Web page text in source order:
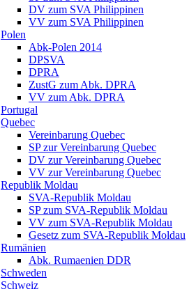
DV zum SVA Philippinen
VV zum SVA Philippinen
Polen
Abk-Polen 2014
DPSVA
DPRA
ZustG zum Abk. DPRA
VV zum Abk. DPRA
Portugal
Quebec
Vereinbarung Quebec
SP zur Vereinbarung Quebec
DV zur Vereinbarung Quebec
VV zur Vereinbarung Quebec
Republik Moldau
SVA-Republik Moldau
SP zum SVA-Republik Moldau
VV zum SVA-Republik Moldau
Gesetz zum SVA-Republik Moldau
Rumänien
Abk. Rumaenien DDR
Schweden
Schweiz